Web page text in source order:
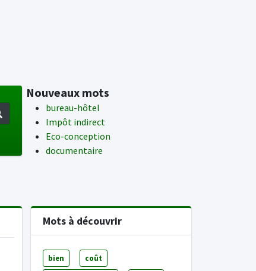
Nouveaux mots
bureau-hôtel
Impôt indirect
Eco-conception
documentaire
Mots à découvrir
bien coût